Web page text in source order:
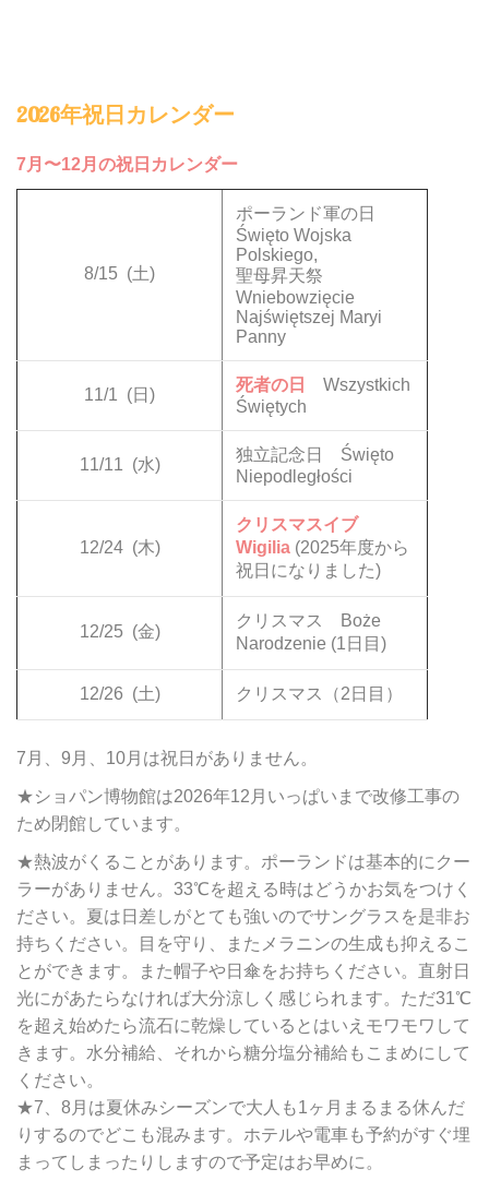
2026年祝日カレンダー
7月〜12月の祝日カレンダー
8/15 (土)
ポーランド軍の日
Święto Wojska
Polskiego,
聖母昇天祭
Wniebowzięcie
Najświętszej Maryi
Panny
11/1 (日)
死者の日
Wszystkich
Świętych
11/11 (水)
独立記念日 Święto
Niepodległości
12/24 (木)
クリスマスイブ
Wigilia (2025年度から
祝日になりました)
12/25 (金)
クリスマス Boże
Narodzenie (1日目)
12/26 (土) クリスマス（2日目）
7月、9月、10月は祝日がありません。
★ショパン博物館は2026年12月いっぱいまで改修工事の
ため閉館しています。
★熱波がくることがあります。ポーランドは基本的にクー
ラーがありません。33℃を超える時はどうかお気をつけく
ださい。夏は日差しがとても強いのでサングラスを是非お
持ちください。目を守り、またメラニンの生成も抑えるこ
とができます。また帽子や日傘をお持ちください。直射日
光にがあたらなければ大分涼しく感じられます。ただ31℃
を超え始めたら流石に乾燥しているとはいえモワモワして
きます。水分補給、それから糖分塩分補給もこまめにして
ください。
★7、8月は夏休みシーズンで大人も1ヶ月まるまる休んだ
りするのでどこも混みます。ホテルや電車も予約がすぐ埋
まってしまったりしますので予定はお早めに。